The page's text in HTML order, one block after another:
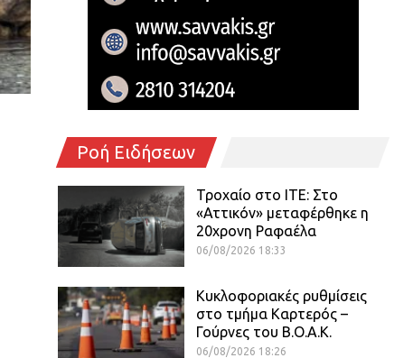
Ροή Ειδήσεων
Τροχαίο στο ΙΤΕ: Στο
«Αττικόν» μεταφέρθηκε η
20χρονη Ραφαέλα
06/08/2026 18:33
Κυκλοφοριακές ρυθμίσεις
στο τμήμα Καρτερός –
Γούρνες του Β.Ο.Α.Κ.
06/08/2026 18:26